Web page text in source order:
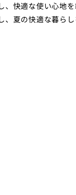
快適な使い心地
夏の快適な暮ら